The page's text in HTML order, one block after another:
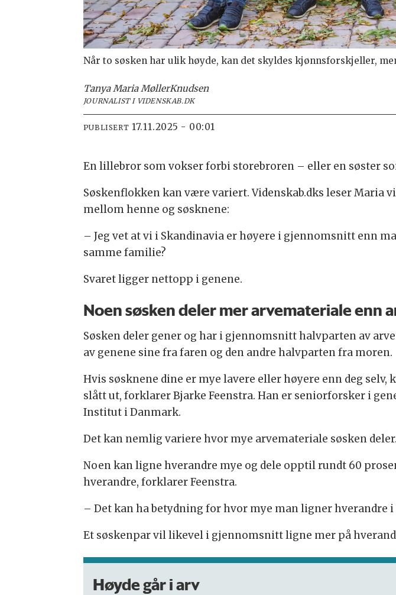
Når to søsken har ulik høyde, kan det skyldes kjønnsforskjeller,
Tanya Maria MøllerKnudsen
JOURNALIST I VIDENSKAB.DK
PUBLISERT 17.11.2025 - 00:01
En lillebror som vokser forbi storebroren – eller en søster
Søskenflokken kan være variert. Videnskab.dks leser
mellom henne og søsknene:
– Jeg vet at vi i Skandinavia er høyere i gjennomsnitt enn
samme familie?
Svaret ligger nettopp i genene.
Noen søsken deler mer arvemateriale enn
Søsken deler gener og har i gjennomsnitt halvparten av
av genene sine fra faren og den andre halvparten fra moren.
Hvis søsknene dine er mye lavere eller høyere enn deg
slått ut, forklarer Bjarke Feenstra. Han er seniorforsker i
Institut i Danmark.
Det kan nemlig variere hvor mye arvemateriale søsken deler.
Noen kan ligne hverandre mye og dele opptil rundt 60
hverandre, forklarer Feenstra.
– Det kan ha betydning for hvor mye man ligner hverandre i
Et søskenpar vil likevel i gjennomsnitt ligne mer på
Høyde går i arv